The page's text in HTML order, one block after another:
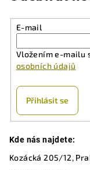
E-mail
Vložením e-mailu
osobních údajů
Přihlásit se
Kde nás najdete:
Kozácká 205/12,